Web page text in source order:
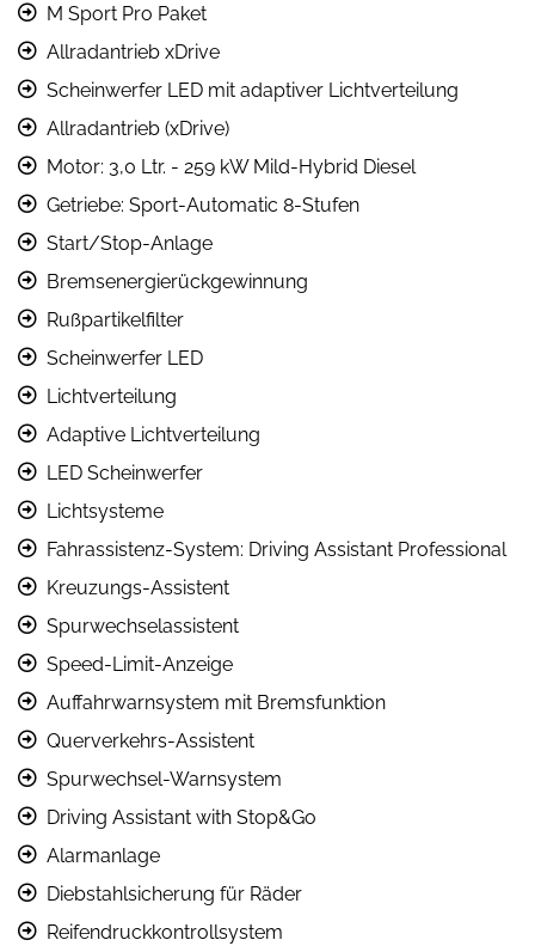
M Sport Pro Paket
Allradantrieb xDrive
Scheinwerfer LED mit adaptiver Lichtverteilung
Allradantrieb (xDrive)
Motor: 3,0 Ltr. - 259 kW Mild-Hybrid Diesel
Getriebe: Sport-Automatic 8-Stufen
Start/Stop-Anlage
Bremsenergierückgewinnung
Rußpartikelfilter
Scheinwerfer LED
Lichtverteilung
Adaptive Lichtverteilung
LED Scheinwerfer
Lichtsysteme
Fahrassistenz-System: Driving Assistant Professional
Kreuzungs-Assistent
Spurwechselassistent
Speed-Limit-Anzeige
Auffahrwarnsystem mit Bremsfunktion
Querverkehrs-Assistent
Spurwechsel-Warnsystem
Driving Assistant with Stop&Go
Alarmanlage
Diebstahlsicherung für Räder
Reifendruckkontrollsystem